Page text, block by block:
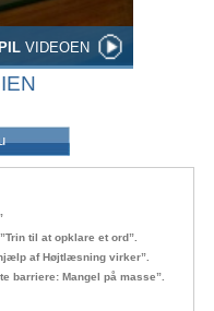
VIDEOEN
til at opklare et ord”.
af Højtlæsning virker”.
barriere: Mangel på masse”.